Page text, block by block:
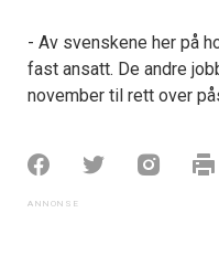
- Av svenskene her på
fast ansatt. De andre
november til rett over